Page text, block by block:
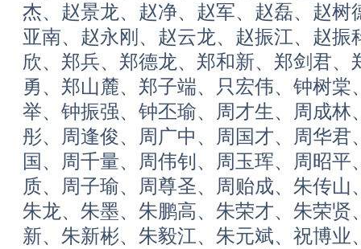
杰、赵景龙、赵净、赵军、赵磊、赵树
亚南、赵永刚、赵云龙、赵振江、赵振
欣、郑兵、郑德龙、郑和新、郑剑君、
勇、郑山麓、郑子端、只宏伟、钟树棠
举、钟振强、钟丕瑜、周才生、周成林
彤、周逢俊、周广中、周国才、周华君
国、周千量、周伟钊、周玉珲、周昭平
质、周子瑜、周尊圣、周贻成、朱传山
朱龙、朱墨、朱鹏高、朱荣才、朱荣贤
新、朱新彬、朱毅江、朱元斌、祝博业